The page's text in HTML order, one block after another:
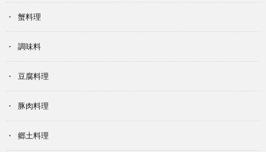
蟹料理
調味料
豆腐料理
豚肉料理
郷土料理